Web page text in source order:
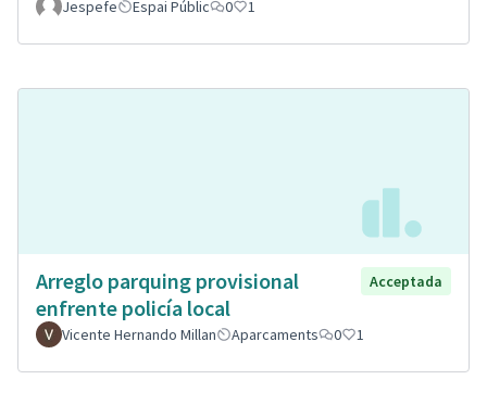
Jespefe Espai Públic 0 1
Arreglo parquing provisional
enfrente policía local
Acceptada
Vicente Hernando Millan Aparcaments 0 1